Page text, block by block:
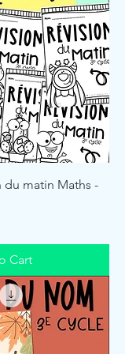
du matin Maths -
Cart